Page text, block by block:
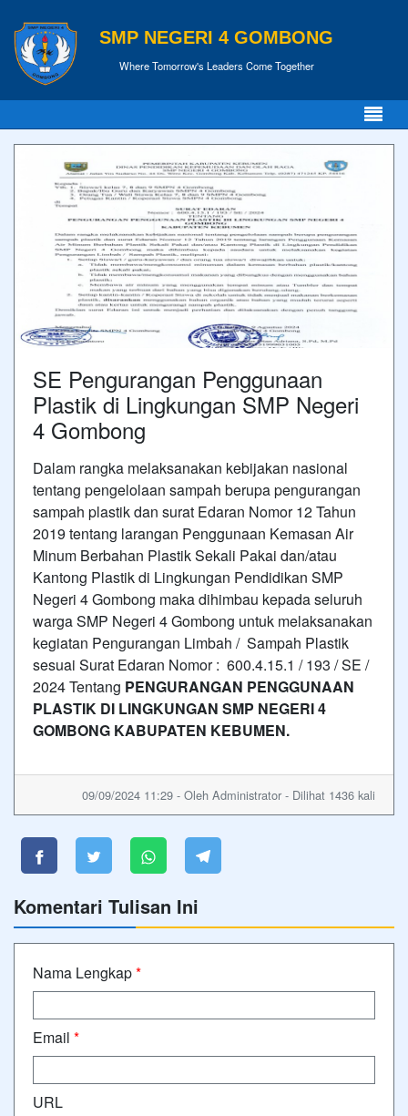
SMP NEGERI 4 GOMBONG
Where Tomorrow's Leaders Come Together
SE Pengurangan Penggunaan
Plastik di Lingkungan SMP Negeri
4 Gombong
Dalam rangka melaksanakan kebijakan nasional
tentang pengelolaan sampah berupa pengurangan
sampah plastik dan surat Edaran Nomor 12 Tahun
2019 tentang larangan Penggunaan Kemasan Air
Minum Berbahan Plastik Sekali Pakai dan/atau
Kantong Plastik di Lingkungan Pendidikan SMP
Negeri 4 Gombong maka dihimbau kepada seluruh
warga SMP Negeri 4 Gombong untuk melaksanakan
kegiatan Pengurangan Limbah / Sampah Plastik
sesuai Surat Edaran Nomor : 600.4.15.1 / 193 / SE /
2024 Tentang PENGURANGAN PENGGUNAAN
PLASTIK DI LINGKUNGAN SMP NEGERI 4
GOMBONG KABUPATEN KEBUMEN.
09/09/2024 11:29 - Oleh Administrator - Dilihat 1436 kali
Komentari Tulisan Ini
Nama Lengkap*
Email *
URL